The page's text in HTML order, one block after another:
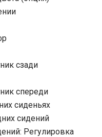
сзади
спереди
сиденьях
сидений
Регулировка